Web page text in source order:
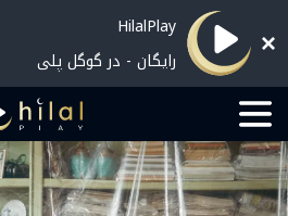
HilalPlay
رایگان - در گوگل پلی